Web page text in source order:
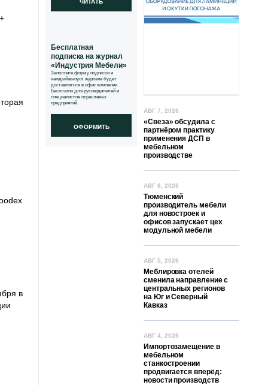
в
Бесплатная
подписка на журнал
«Индустрия Мебели»
Заполните форму подписки и
каждый выпуск журнала будет
доставляться в офис компании.
Бесплатно для руководителей и
специалистов отраслевых
предприятий.
ОФОРМИТЬ
АВГ 7, 2026
«Свеза» обсудила с
партнёром практику
применения ДСП в
мебельном
производстве
АВГ 6, 2026
Тюменский
производитель мебели
для новостроек и
офисов запускает цех
модульной мебели
АВГ 5, 2026
Меблировка отелей
сменила направление с
центральных регионов
на Юг и Северный
Кавказ
АВГ 4, 2026
Импортозамещение в
мебельном
станкостроении
продвигается вперёд:
новости производств